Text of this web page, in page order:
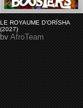
LE ROYAUME D'ORÏSHA
(2027)
byAfroTeam